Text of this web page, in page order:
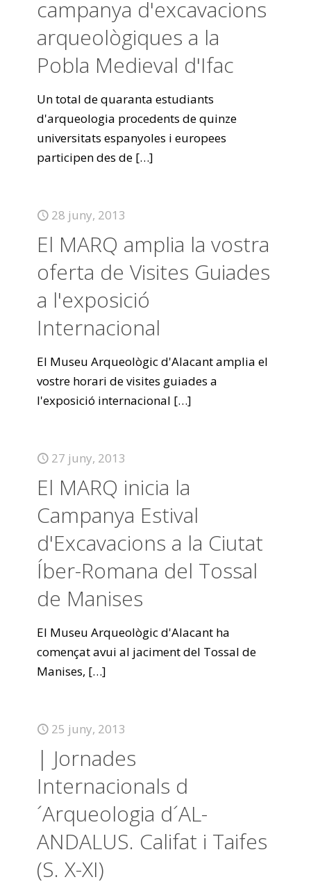
campanya d'excavacions
arqueològiques a la
Pobla Medieval d'Ifac
Un total de quaranta estudiants
d'arqueologia procedents de quinze
universitats espanyoles i europees
participen des de […]
28 juny, 2013
El MARQ amplia la vostra
oferta de Visites Guiades
a l'exposició
Internacional
El Museu Arqueològic d'Alacant amplia el
vostre horari de visites guiades a
l'exposició internacional […]
27 juny, 2013
El MARQ inicia la
Campanya Estival
d'Excavacions a la Ciutat
Íber-Romana del Tossal
de Manises
El Museu Arqueològic d'Alacant ha
començat avui al jaciment del Tossal de
Manises, […]
25 juny, 2013
| Jornades
Internacionals d
´Arqueologia d´AL-
ANDALUS. Califat i Taifes
(S. X-XI)